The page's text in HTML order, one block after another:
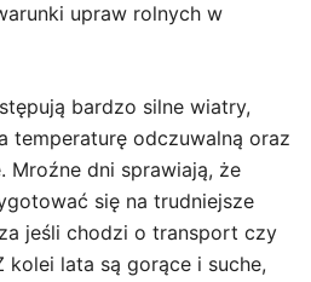
upraw rolnych w
bardzo silne wiatry,
temperaturę odczuwalną oraz
Mroźne dni sprawiają, że
się na trudniejsze
jeśli chodzi o transport czy
lata są gorące i suche,